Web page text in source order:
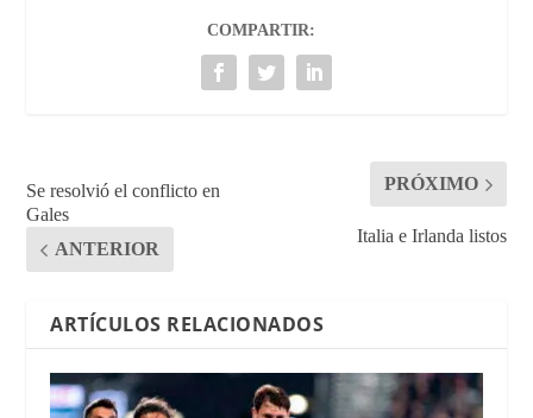
COMPARTIR:
Se resolvió el conflicto en
Gales
ANTERIOR
PRÓXIMO
Italia e Irlanda listos
ARTÍCULOS RELACIONADOS